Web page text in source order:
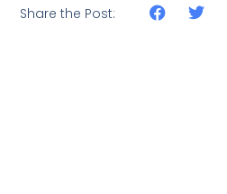
Share the Post: